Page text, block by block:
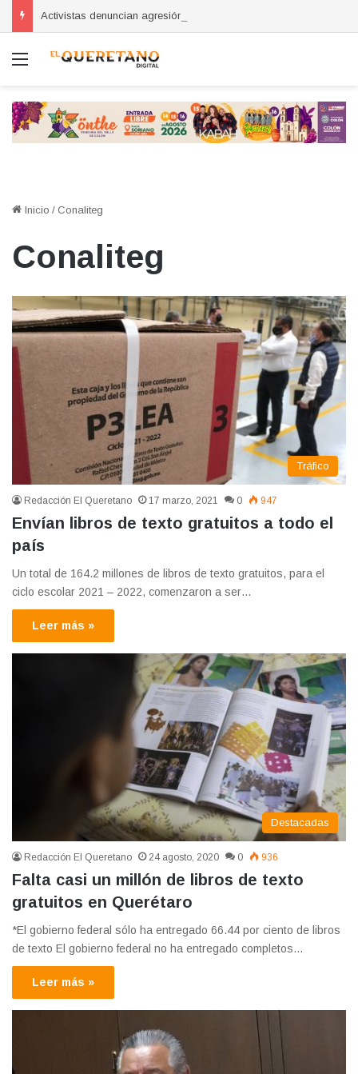
Menú
Inicio / Conaliteg
Conaliteg
Tráfico
Redacción El Queretano 17 marzo, 2021 0 947
Envían libros de texto gratuitos a todo el
país
Un total de 164.2 millones de libros de texto gratuitos, para el
ciclo escolar 2021 – 2022, comenzaron a ser…
Leer más »
Destacadas
Redacción El Queretano 24 agosto, 2020 0 936
Falta casi un millón de libros de texto
gratuitos en Querétaro
*El gobierno federal sólo ha entregado 66.44 por ciento de libros
de texto El gobierno federal no ha entregado completos…
Leer más »